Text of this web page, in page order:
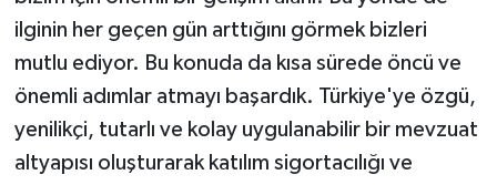
ilginin her geçen gün arttığını görmek bizleri
mutlu ediyor. Bu konuda da kısa sürede öncü ve
önemli adımlar atmayı başardık. Türkiye'ye özgü,
yenilikçi, tutarlı ve kolay uygulanabilir bir mevzuat
altyapısı oluşturarak katılım sigortacılığı ve